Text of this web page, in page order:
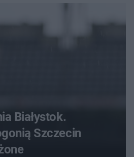
Białystok.
Szczecin